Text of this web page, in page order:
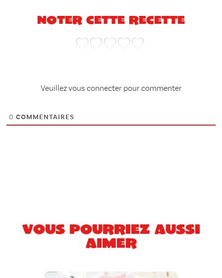
Noter cette recette
Veuillez vous connecter pour commenter
0 COMMENTAIRES
Vous pourriez aussi
aimer